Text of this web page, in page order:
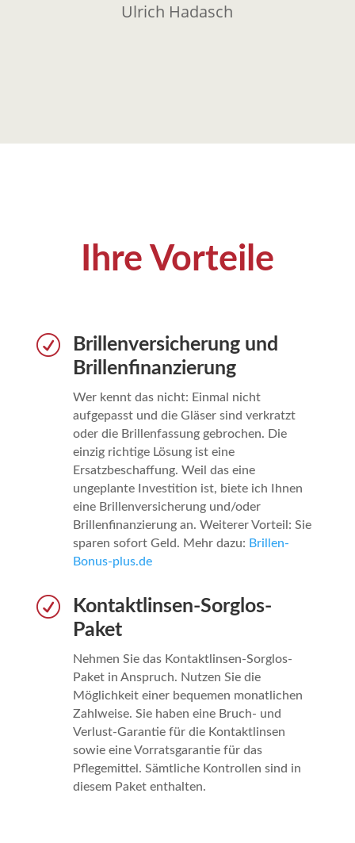
Ulrich Hadasch
Ihre Vorteile
R
Brillenversicherung und
Brillenfinanzierung
Wer kennt das nicht: Einmal nicht
aufgepasst und die Gläser sind verkratzt
oder die Brillenfassung gebrochen. Die
einzig richtige Lösung ist eine
Ersatzbeschaffung. Weil das eine
ungeplante Investition ist, biete ich Ihnen
eine Brillenversicherung und/oder
Brillenfinanzierung an. Weiterer Vorteil: Sie
sparen sofort Geld. Mehr dazu: Brillen-
Bonus-plus.de
R
Kontaktlinsen-Sorglos-
Paket
Nehmen Sie das Kontaktlinsen-Sorglos-
Paket in Anspruch. Nutzen Sie die
Möglichkeit einer bequemen monatlichen
Zahlweise. Sie haben eine Bruch- und
Verlust-Garantie für die Kontaktlinsen
sowie eine Vorratsgarantie für das
Pflegemittel. Sämtliche Kontrollen sind in
diesem Paket enthalten.